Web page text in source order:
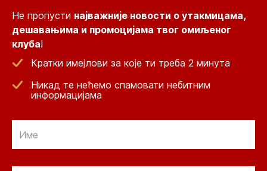
Не пропусти најважније новости о утакмицама,
дешавањима и промоцијама твог омиљеног
клуба!
Кратки имејлови за које ти треба 2 минута
Никад те нећемо спамовати небитним
информацијама